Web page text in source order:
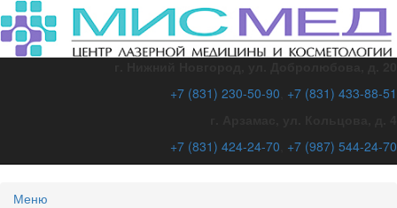
+7 (831) 230-50-90 +7 (831) 433-88-51
+7 (831) 424-24-70 +7 (987) 544-24-70
Меню